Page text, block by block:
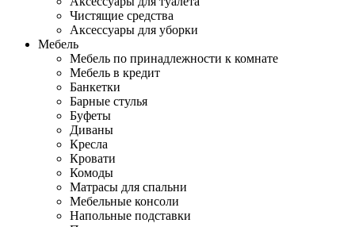
Чистящие средства
Аксессуары для уборки
Мебель
Мебель по принадлежности к комнате
Мебель в кредит
Банкетки
Барные стулья
Буфеты
Диваны
Кресла
Кровати
Комоды
Матрасы для спальни
Мебельные консоли
Напольные подставки